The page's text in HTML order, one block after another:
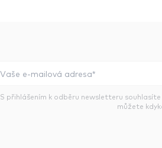
S přihlášením k odběru newsletteru souhlasíte
můžete